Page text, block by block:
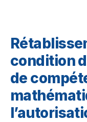
condition
de